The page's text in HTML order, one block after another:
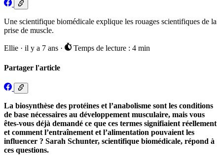
Une scientifique biomédicale explique les rouages scientifiques de la
prise de muscle.
Ellie · il y a 7 ans · Temps de lecture : 4 min
Partager l'article
La biosynthèse des protéines et l’anabolisme sont les conditions
de base nécessaires au développement musculaire, mais vous
êtes-vous déjà demandé ce que ces termes signifiaient réellement
et comment l’entraînement et l’alimentation pouvaient les
influencer ? Sarah Schunter, scientifique biomédicale, répond à
ces questions.